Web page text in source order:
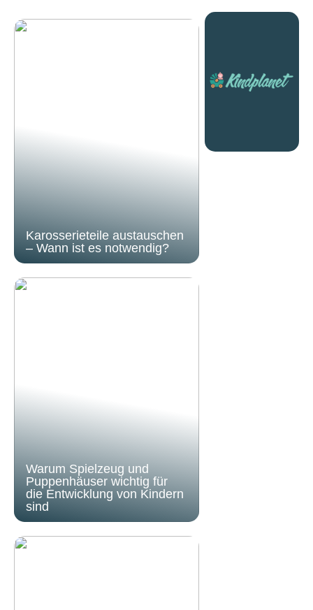
Karosserieteile austauschen
– Wann ist es notwendig?
Warum Spielzeug und
Puppenhäuser wichtig für
die Entwicklung von Kindern
sind